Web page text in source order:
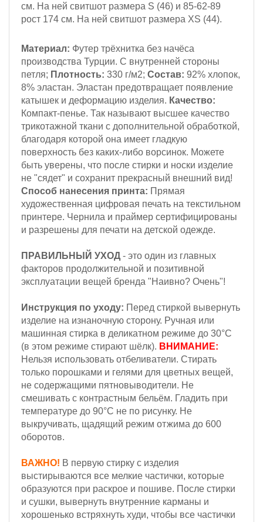
см. На ней свитшот размера S (46) и 85-62-89
рост 174 см. На ней свитшот размера XS (44).
Материал: Футер трёхнитка без начёса
производства Турции. С внутренней стороны
петля; Плотность: 330 г/м2; Состав: 92% хлопок,
8% эластан. Эластан предотвращает появление
катышек и деформацию изделия. Качество:
Компакт-пенье. Так называют высшее качество
трикотажной ткани с дополнительной обработкой,
благодаря которой она имеет гладкую
поверхность без каких-либо ворсинок. Можете
быть уверены, что после стирки и носки изделие
не "сядет" и сохранит прекрасный внешний вид!
Способ нанесения принта: Прямая
художественная цифровая печать на текстильном
принтере. Чернила и праймер сертифицированы
и разрешены для печати на детской одежде.
ПРАВИЛЬНЫЙ УХОД - это один из главных
факторов продолжительной и позитивной
эксплуатации вещей бренда "Наивно? Очень"!
Инструкция по уходу: Перед стиркой вывернуть
изделие на изнаночную сторону. Ручная или
машинная стирка в деликатном режиме до 30°С
(в этом режиме стирают шёлк). ВНИМАНИЕ:
Нельзя использовать отбеливатели. Стирать
только порошками и гелями для цветных вещей,
не содержащими пятновыводители. Не
смешивать с контрастным бельём. Гладить при
температуре до 90°С не по рисунку. Не
выкручивать, щадящий режим отжима до 600
оборотов.
ВАЖНО! В первую стирку с изделия
выстирываются все мелкие частички, которые
образуются при раскрое и пошиве. После стирки
и сушки, вывернуть внутренние карманы и
хорошенько встряхнуть худи, чтобы все частички